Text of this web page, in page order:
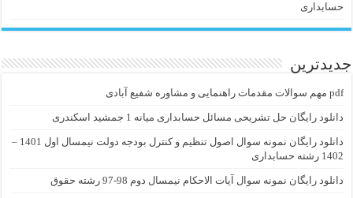
حسابداری
جدیدترین
pdf مهم سوالات مقدمات راهنمایی و مشاوره شفیع آبادی
دانلود رایگان حل تشریحی مسائل حسابداری میانه 1 جمشید اسکندری
دانلود رایگان نمونه سوال اصول تنظیم و کنترل بودجه دولت نیمسال اول 1401 –
1402 رشته حسابداری
دانلود رایگان نمونه سوال آیات الاحکام نیمسال دوم 98-97 رشته حقوق